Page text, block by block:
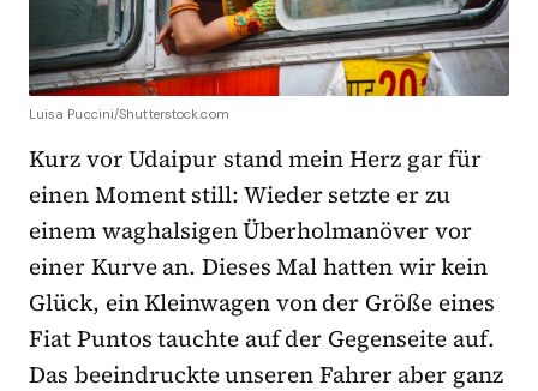
Luisa Puccini/Shutterstock.com
Kurz vor Udaipur stand mein Herz gar für
einen Moment still: Wieder setzte er zu
einem waghalsigen Überholmanöver vor
einer Kurve an. Dieses Mal hatten wir kein
Glück, ein Kleinwagen von der Größe eines
Fiat Puntos tauchte auf der Gegenseite auf.
Das beeindruckte unseren Fahrer aber ganz